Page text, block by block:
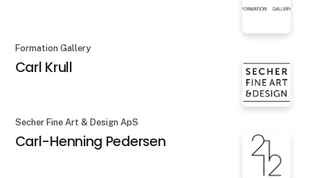
Formation Gallery
Carl Krull
Secher Fine Art & Design ApS
Carl-Henning Pedersen